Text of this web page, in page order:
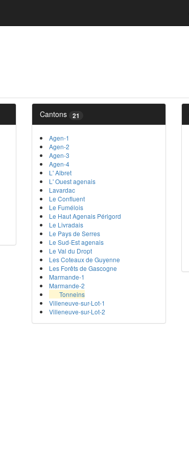
Cantons 21
Agen-1
Agen-2
Agen-3
Agen-4
L' Albret
L' Ouest agenais
Lavardac
Le Confluent
Le Fumélois
Le Haut Agenais Périgord
Le Livradais
Le Pays de Serres
Le Sud-Est agenais
Le Val du Dropt
Les Coteaux de Guyenne
Les Forêts de Gascogne
Marmande-1
Marmande-2
Tonneins
Villeneuve-sur-Lot-1
Villeneuve-sur-Lot-2